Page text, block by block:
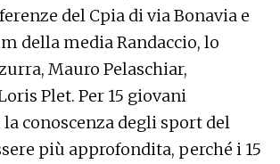
del Cpia di via Bonavia e
della media Randaccio, lo
Mauro Pelaschiar,
Plet. Per 15 giovani
conoscenza degli sport del
più approfondita, perché i 15